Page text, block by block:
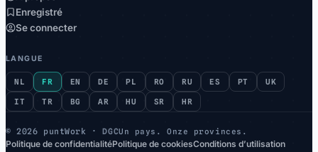
Enregistré
Se connecter
LANGUE
NL FR EN DE PL RO RU ES PT
UK
IT
TR BG AR HU SR HR
©2026 puntWork ·DGCUn pays. Onze provinces.
Politique de confidentialitéPolitique de cookiesConditions d’utilisation